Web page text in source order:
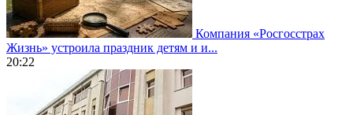
Компания «Росгосстрах
Жизнь» устроила праздник детям и и...
20:22